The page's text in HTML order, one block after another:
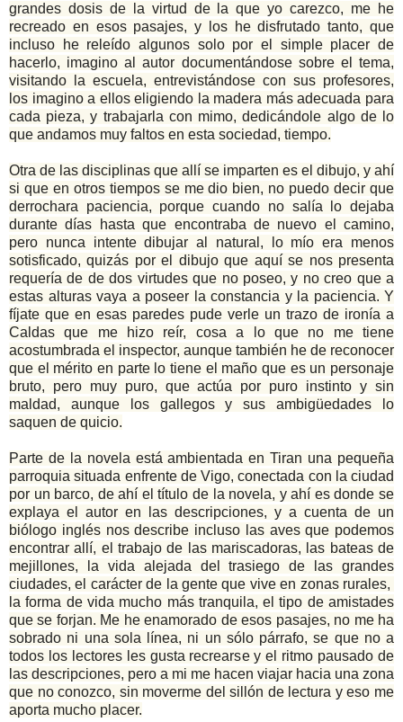
grandes dosis de la virtud de la que yo carezco, me he
recreado en esos pasajes, y los he disfrutado tanto, que
incluso he releído algunos solo por el simple placer de
hacerlo, imagino al autor documentándose sobre el tema,
visitando la escuela, entrevistándose con sus profesores,
los imagino a ellos eligiendo la madera más adecuada para
cada pieza, y trabajarla con mimo, dedicándole algo de lo
que andamos muy faltos en esta sociedad, tiempo.
Otra de las disciplinas que allí se imparten es el dibujo, y ahí
si que en otros tiempos se me dio bien, no puedo decir que
derrochara paciencia, porque cuando no salía lo dejaba
durante días hasta que encontraba de nuevo el camino,
pero nunca intente dibujar al natural, lo mío era menos
sotisficado, quizás por el dibujo que aquí se nos presenta
requería de de dos virtudes que no poseo, y no creo que a
estas alturas vaya a poseer la constancia y la paciencia. Y
fíjate que en esas paredes pude verle un trazo de ironía a
Caldas que me hizo reír, cosa a lo que no me tiene
acostumbrada el inspector, aunque también he de reconocer
que el mérito en parte lo tiene el maño que es un personaje
bruto, pero muy puro, que actúa por puro instinto y sin
maldad, aunque los gallegos y sus ambigüedades lo
saquen de quicio.
Parte de la novela está ambientada en Tiran una pequeña
parroquia situada enfrente de Vigo, conectada con la ciudad
por un barco, de ahí el título de la novela, y ahí es donde se
explaya el autor en las descripciones, y a cuenta de un
biólogo inglés nos describe incluso las aves que podemos
encontrar allí, el trabajo de las mariscadoras, las bateas de
mejillones, la vida alejada del trasiego de las grandes
ciudades, el carácter de la gente que vive en zonas rurales,
la forma de vida mucho más tranquila, el tipo de amistades
que se forjan. Me he enamorado de esos pasajes, no me ha
sobrado ni una sola línea, ni un sólo párrafo, se que no a
todos los lectores les gusta recrearse y el ritmo pausado de
las descripciones, pero a mi me hacen viajar hacia una zona
que no conozco, sin moverme del sillón de lectura y eso me
aporta mucho placer.